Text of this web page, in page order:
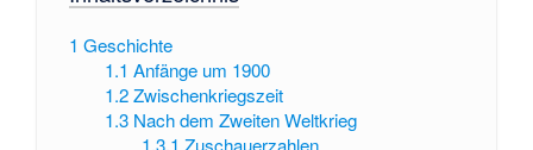
1 Geschichte
1.1 Anfänge um 1900
1.2 Zwischenkriegszeit
1.3 Nach dem Zweiten Weltkrieg
1.3.1 Zuschauerzahlen